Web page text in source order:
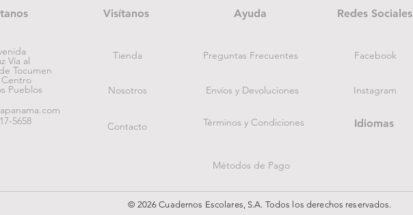
Visítanos Ayuda Redes Sociales
Vía al
Tocumen
Pueblos
5658
Tienda
Nosotros
Contacto
Preguntas Frecuentes
Envíos y Devoluciones
Términos y Condiciones
Métodos de Pago
Facebook
Instagram
Idiomas
© 2026 Cuadernos Escolares, S.A. Todos los derechos reservados.